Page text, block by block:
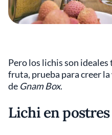
Pero los lichis son
fruta, prueba para creer
de Gnam Box.
Lichi en postres